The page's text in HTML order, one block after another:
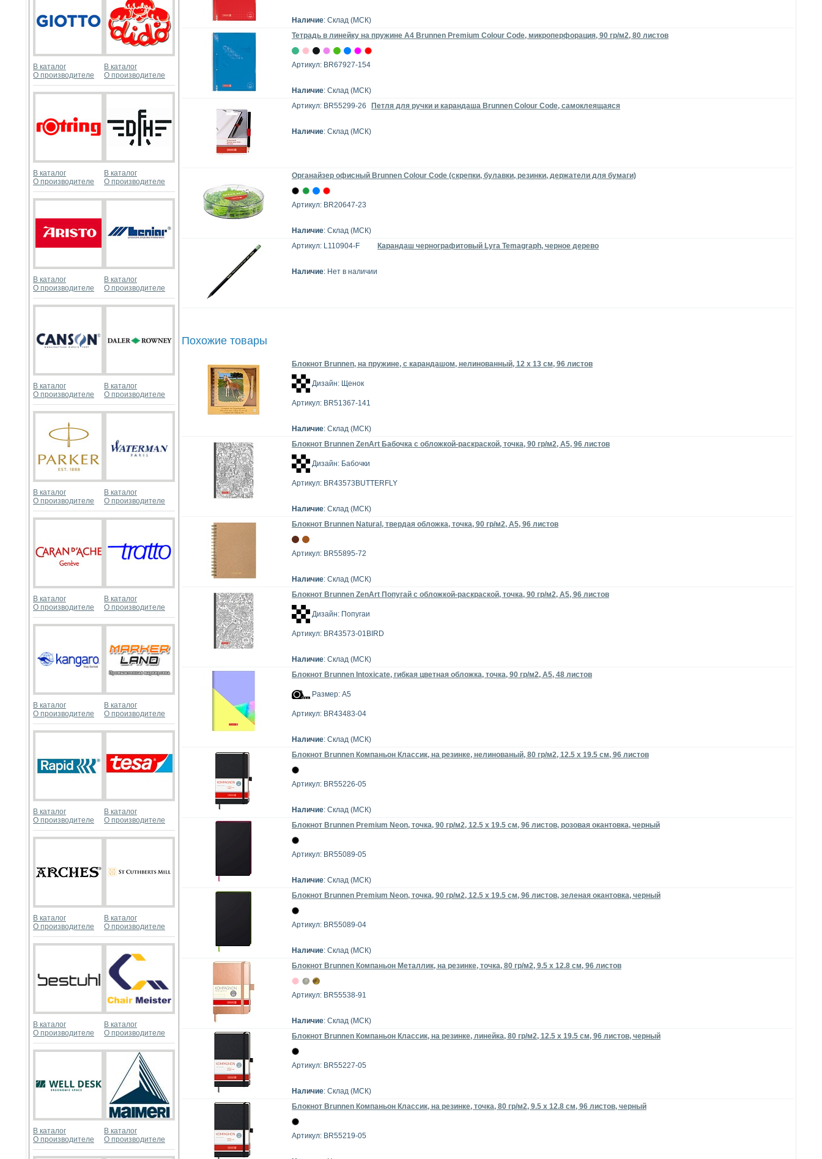
В каталог
О производителе
В каталог
О производителе
В каталог
О производителе
В каталог
О производителе
В каталог
О производителе
В каталог
О производителе
В каталог
О производителе
В каталог
О производителе
В каталог
О производителе
В каталог
О производителе
В каталог
О производителе
В каталог
О производителе
В каталог
О производителе
В каталог
О производителе
В каталог
О производителе
В каталог
О производителе
В каталог
О производителе
В каталог
О производителе
В каталог
О производителе
В каталог
О производителе
В каталог
О производителе
В каталог
О производителе
Наличие: Склад (МСК)
Тетрадь в линейку на пружине А4 Brunnen Premium Colour Code, микроперфорация, 90 гр/м2, 80 листов
Артикул: BR67927-154
Наличие: Склад (МСК)
Петля для ручки и карандаша Brunnen Colour Code, самоклеящаяся
Артикул: BR55299-26
Наличие: Склад (МСК)
Органайзер офисный Brunnen Colour Code (скрепки, булавки, резинки, держатели для бумаги)
Артикул: BR20647-23
Наличие: Склад (МСК)
Карандаш чернографитовый Lyra Temagraph, черное дерево
Артикул: L110904-F
Наличие: Нет в наличии
Похожие товары
Блокнот Brunnen, на пружине, с карандашом, нелинованный, 12 х 13 см, 96 листов
Дизайн: Щенок
Артикул: BR51367-141
Наличие: Склад (МСК)
Блокнот Brunnen ZenArt Бабочка с обложкой-раскраской, точка, 90 гр/м2, А5, 96 листов
Дизайн: Бабочки
Артикул: BR43573BUTTERFLY
Наличие: Склад (МСК)
Блокнот Brunnen Natural, твердая обложка, точка, 90 гр/м2, А5, 96 листов
Артикул: BR55895-72
Наличие: Склад (МСК)
Блокнот Brunnen ZenArt Попугай с обложкой-раскраской, точка, 90 гр/м2, А5, 96 листов
Дизайн: Попугаи
Артикул: BR43573-01BIRD
Наличие: Склад (МСК)
Блокнот Brunnen Intoxicate, гибкая цветная обложка, точка, 90 гр/м2, A5, 48 листов
Размер: А5
Артикул: BR43483-04
Наличие: Склад (МСК)
Блокнот Brunnen Компаньон Классик, на резинке, нелинованый, 80 гр/м2, 12.5 х 19.5 см, 96 листов
Артикул: BR55226-05
Наличие: Склад (МСК)
Блокнот Brunnen Premium Neon, точка, 90 гр/м2, 12.5 x 19.5 см, 96 листов, розовая окантовка, черный
Артикул: BR55089-05
Наличие: Склад (МСК)
Блокнот Brunnen Premium Neon, точка, 90 гр/м2, 12.5 x 19.5 см, 96 листов, зеленая окантовка, черный
Артикул: BR55089-04
Наличие: Склад (МСК)
Блокнот Brunnen Компаньон Металлик, на резинке, точка, 80 гр/м2, 9.5 х 12.8 см, 96 листов
Артикул: BR55538-91
Наличие: Склад (МСК)
Блокнот Brunnen Компаньон Классик, на резинке, линейка, 80 гр/м2, 12.5 х 19.5 см, 96 листов, черный
Артикул: BR55227-05
Наличие: Склад (МСК)
Блокнот Brunnen Компаньон Классик, на резинке, точка, 80 гр/м2, 9.5 х 12.8 см, 96 листов, черный
Артикул: BR55219-05